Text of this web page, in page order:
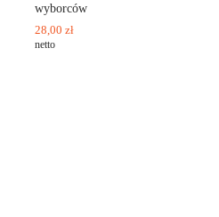
wyborców
28,00 zł
netto